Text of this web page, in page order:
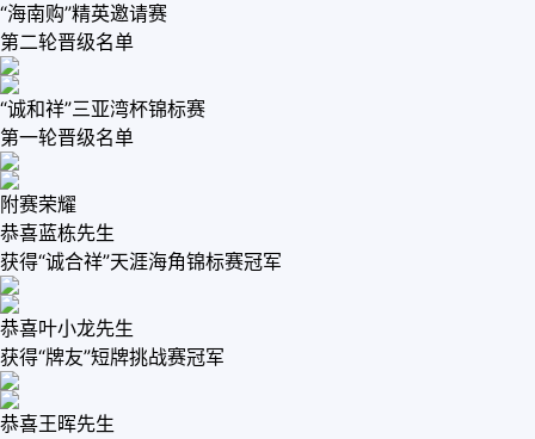
“海南购”精英邀请赛
第二轮晋级名单
“诚和祥”三亚湾杯锦标赛
第一轮晋级名单
附赛荣耀
恭喜蓝栋先生
获得“诚合祥”天涯海角锦标赛冠军
恭喜叶小龙先生
获得“牌友”短牌挑战赛冠军
恭喜王晖先生